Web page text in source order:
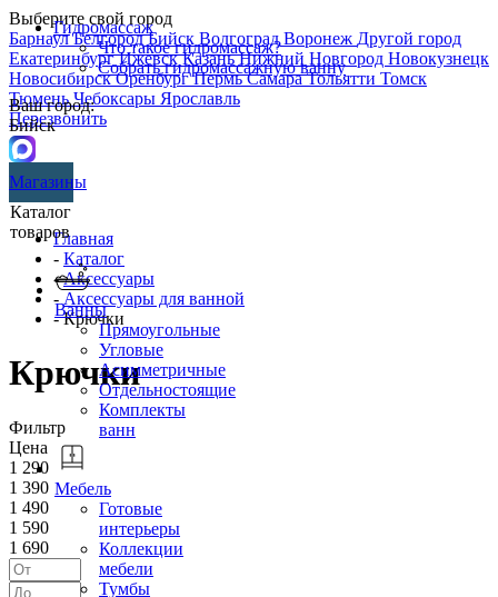
Выберите свой город
БарнаулБелгородБийск ВолгоградВоронеж Другой город
ЕкатеринбургИжевскКазаньНижний Новгород Новокузнецк
НовосибирскОренбургПермьСамараТольятти Томск
ТюменьЧебоксары Ярославль
Перезвонить
Гидромассаж
Что такое гидромассаж?
Собрать гидромассажную ванну
Ваш город:
Бийск
Магазины
Каталог
товаров
Ванны
Прямоугольные
Угловые
Асимметричные
Отдельностоящие
Комплекты
ванн
Мебель
Готовые
интерьеры
Коллекции
мебели
Тумбы
Главная
- Каталог
-Аксессуары
- Аксессуары для ванной
- Крючки
Крючки
Фильтр
Цена
1 290
1 390
1 490
1 590
1 690